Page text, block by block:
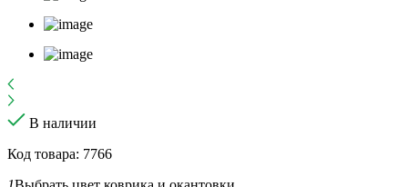
В наличии
Код товара: 7766